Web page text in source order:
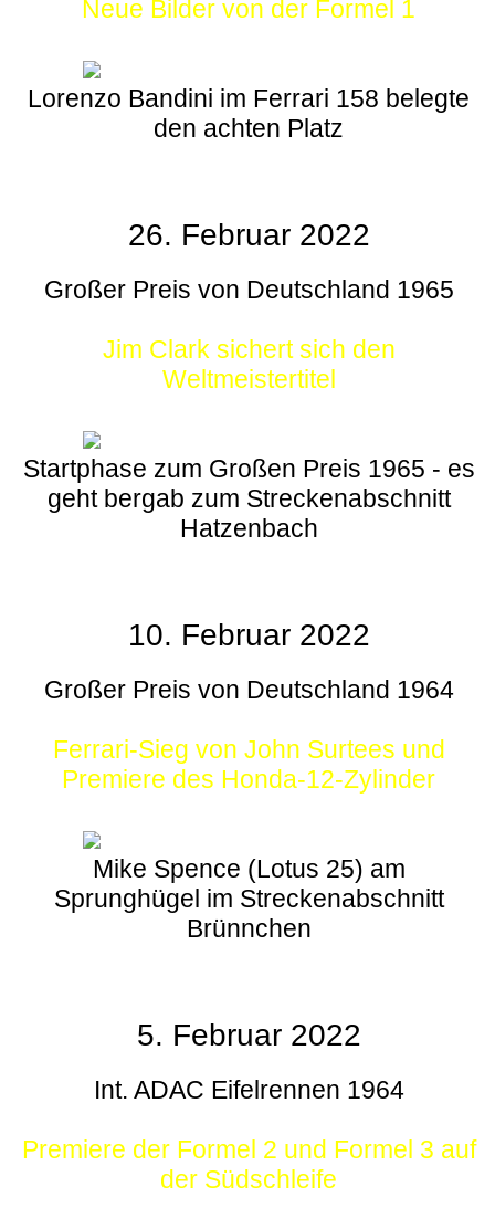
Neue Bilder von der Formel 1
Lorenzo Bandini im Ferrari 158 belegte
den achten Platz
26. Februar 2022
Großer Preis von Deutschland 1965
Jim Clark sichert sich den
Weltmeistertitel
Startphase zum Großen Preis 1965 - es
geht bergab zum Streckenabschnitt
Hatzenbach
10. Februar 2022
Großer Preis von Deutschland 1964
Ferrari-Sieg von John Surtees und
Premiere des Honda-12-Zylinder
Mike Spence (Lotus 25) am
Sprunghügel im Streckenabschnitt
Brünnchen
5. Februar 2022
Int. ADAC Eifelrennen 1964
Premiere der Formel 2 und Formel 3 auf
der Südschleife